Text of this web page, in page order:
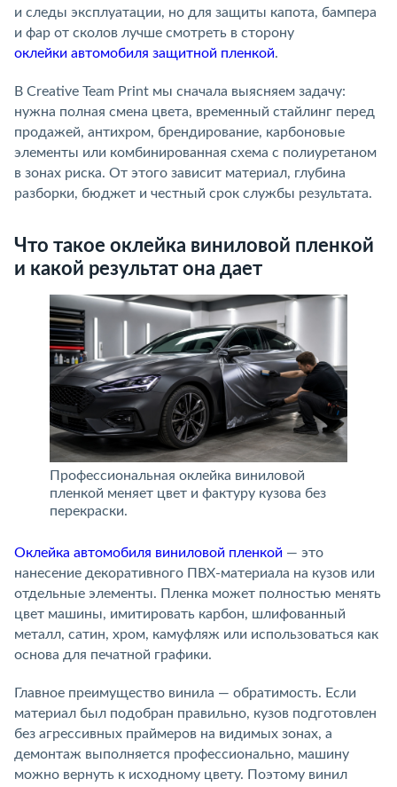
и следы эксплуатации, но для защиты капота, бампера
и фар от сколов лучше смотреть в сторону
оклейки автомобиля защитной пленкой.
В Creative Team Print мы сначала выясняем задачу:
нужна полная смена цвета, временный стайлинг перед
продажей, антихром, брендирование, карбоновые
элементы или комбинированная схема с полиуретаном
в зонах риска. От этого зависит материал, глубина
разборки, бюджет и честный срок службы результата.
Что такое оклейка виниловой пленкой
и какой результат она дает
Профессиональная оклейка виниловой
пленкой меняет цвет и фактуру кузова без
перекраски.
Оклейка автомобиля виниловой пленкой — это
нанесение декоративного ПВХ-материала на кузов или
отдельные элементы. Пленка может полностью менять
цвет машины, имитировать карбон, шлифованный
металл, сатин, хром, камуфляж или использоваться как
основа для печатной графики.
Главное преимущество винила — обратимость. Если
материал был подобран правильно, кузов подготовлен
без агрессивных праймеров на видимых зонах, а
демонтаж выполняется профессионально, машину
можно вернуть к исходному цвету. Поэтому винил